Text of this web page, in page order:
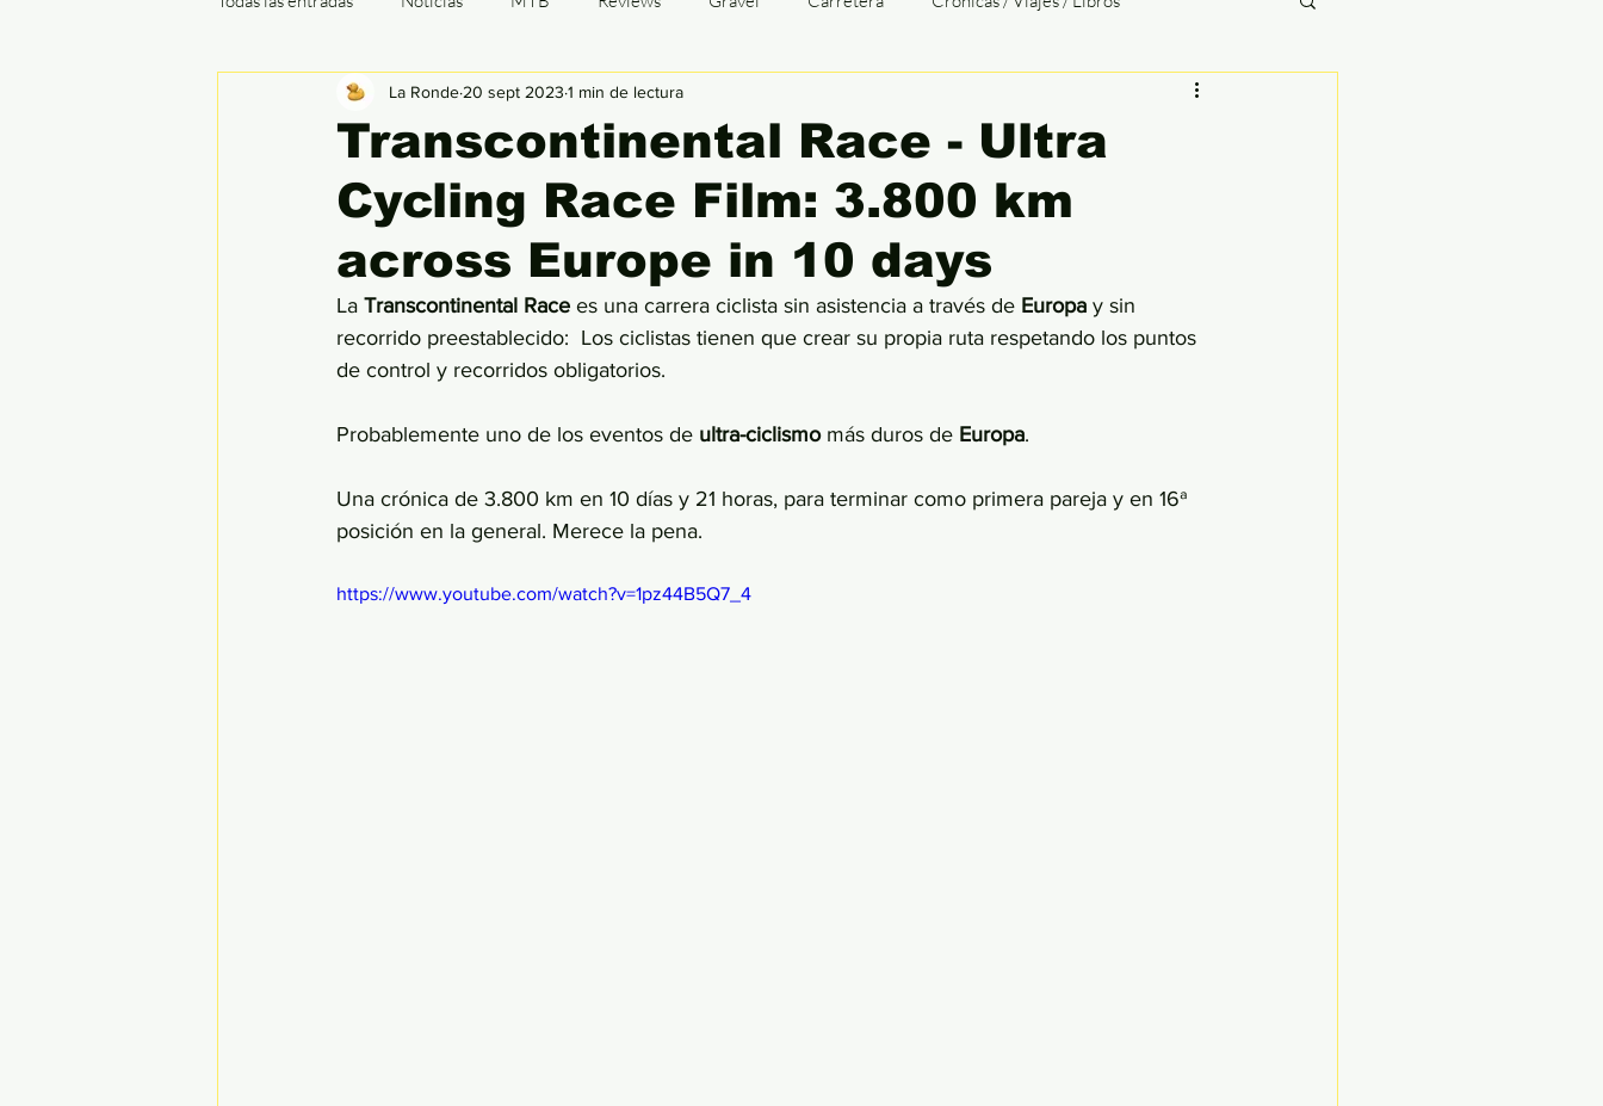
Cx / Ciclocrós Indoor BTTGALICIA Opinión
Ronde de Flandes París - Roubaix Tri Duatlón Cómic Patologías Infografías
Transcontinental Race - Ultra
Cycling Race Film: 3.800 km
across Europe in 10 days
La Ronde 20 sept 2023 1 min de lectura
La Transcontinental Race es una carrera ciclista sin asistencia a través de Europa y sin
recorrido preestablecido:  Los ciclistas tienen que crear su propia ruta respetando los puntos
de control y recorridos obligatorios.
Probablemente uno de los eventos de ultra-ciclismo más duros de Europa.
Una crónica de 3.800 km en 10 días y 21 horas, para terminar como primera pareja y en 16ª
posición en la general. Merece la pena.
https://www.youtube.com/watch?v=1pz44B5Q7_4